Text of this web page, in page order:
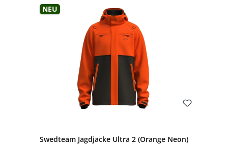
Neu
Swedteam Jagdjacke Ultra 2 (Orange Neon)